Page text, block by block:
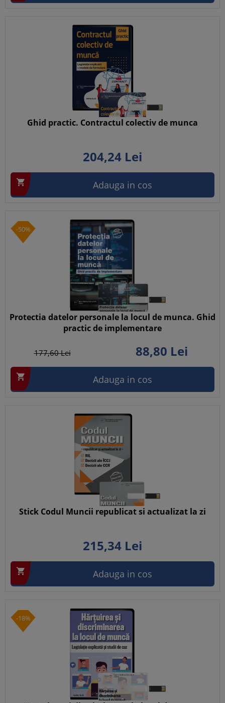
Ghid practic. Contractul colectiv de munca
204,24 Lei
 Adauga in cos
-50%
Protectia datelor personale la locul de munca. Ghid
practic de implementare
177,60Lei 88,80 Lei
 Adauga in cos
Stick Codul Muncii republicat si actualizat la zi
215,34 Lei
 Adauga in cos
-18%